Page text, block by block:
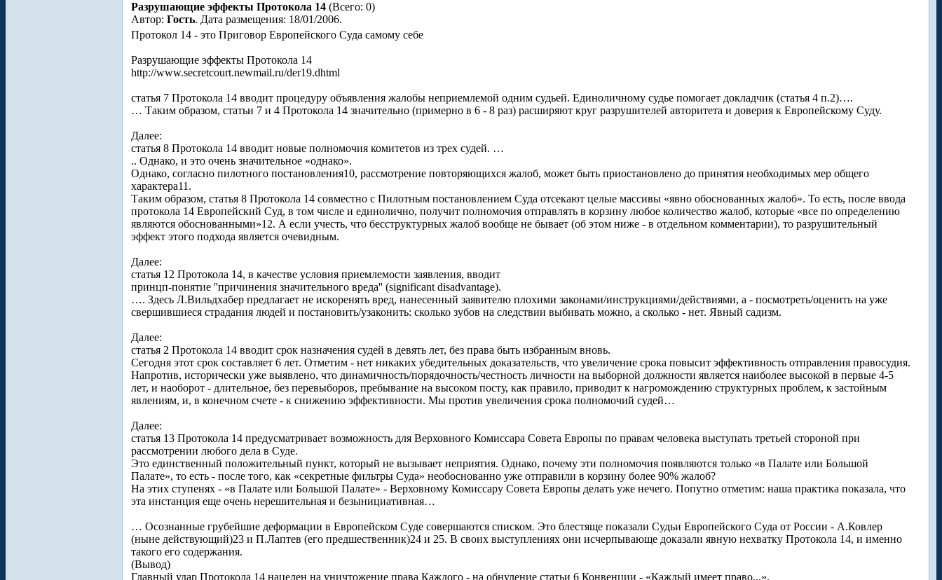
Разрушающие эффекты Протокола 14 (Всего: 0)
Автор: Гость. Дата размещения: 18/01/2006.
Протокол 14 - это Приговор Европейского Суда самому себе
Разрушающие эффекты Протокола 14
http://www.secretcourt.newmail.ru/der19.dhtml
статья 7 Протокола 14 вводит процедуру объявления жалобы неприемлемой одним судьей. Единоличному судье помогает докладчик (статья 4 п.2)….
… Таким образом, статьи 7 и 4 Протокола 14 значительно (примерно в 6 - 8 раз) расширяют круг разрушителей авторитета и доверия к Европейскому Суду.
Далее:
статья 8 Протокола 14 вводит новые полномочия комитетов из трех судей. …
.. Однако, и это очень значительное «однако».
Однако, согласно пилотного постановления10, рассмотрение повторяющихся жалоб, может быть приостановлено до принятия необходимых мер общего
характера11.
Таким образом, статья 8 Протокола 14 совместно с Пилотным постановлением Суда отсекают целые массивы «явно обоснованных жалоб». То есть, после ввода
протокола 14 Европейский Суд, в том числе и единолично, получит полномочия отправлять в корзину любое количество жалоб, которые «все по определению
являются обоснованными»12. А если учесть, что бесструктурных жалоб вообще не бывает (об этом ниже - в отдельном комментарии), то разрушительный
эффект этого подхода является очевидным.
Далее:
статья 12 Протокола 14, в качестве условия приемлемости заявления, вводит
принцп-понятие ''причинения значительного вреда'' (significant disadvantage).
…. Здесь Л.Вильдхабер предлагает не искоренять вред, нанесенный заявителю плохими законами/инструкциями/действиями, а - посмотреть/оценить на уже
свершившиеся страдания людей и постановить/узаконить: сколько зубов на следствии выбивать можно, а сколько - нет. Явный садизм.
Далее:
статья 2 Протокола 14 вводит срок назначения судей в девять лет, без права быть избранным вновь.
Сегодня этот срок составляет 6 лет. Отметим - нет никаких убедительных доказательств, что увеличение срока повысит эффективность отправления правосудия.
Напротив, исторически уже выявлено, что динамичность/порядочность/честность личности на выборной должности является наиболее высокой в первые 4-5
лет, и наоборот - длительное, без перевыборов, пребывание на высоком посту, как правило, приводит к нагромождению структурных проблем, к застойным
явлениям, и, в конечном счете - к снижению эффективности. Мы против увеличения срока полномочий судей…
Далее:
статья 13 Протокола 14 предусматривает возможность для Верховного Комиссара Совета Европы по правам человека выступать третьей стороной при
рассмотрении любого дела в Суде.
Это единственный положительный пункт, который не вызывает неприятия. Однако, почему эти полномочия появляются только «в Палате или Большой
Палате», то есть - после того, как «секретные фильтры Суда» необоснованно уже отправили в корзину более 90% жалоб?
На этих ступенях - «в Палате или Большой Палате» - Верховному Комиссару Совета Европы делать уже нечего. Попутно отметим: наша практика показала, что
эта инстанция еще очень нерешительная и безынициативная…
… Осознанные грубейшие деформации в Европейском Суде совершаются списком. Это блестяще показали Судьи Европейского Суда от России - А.Ковлер
(ныне действующий)23 и П.Лаптев (его предшественник)24 и 25. В своих выступлениях они исчерпывающе доказали явную нехватку Протокола 14, и именно
такого его содержания.
(Вывод)
Главный удар Протокола 14 нацелен на уничтожение права Каждого - на обнуление статьи 6 Конвенции - «Каждый имеет право...».